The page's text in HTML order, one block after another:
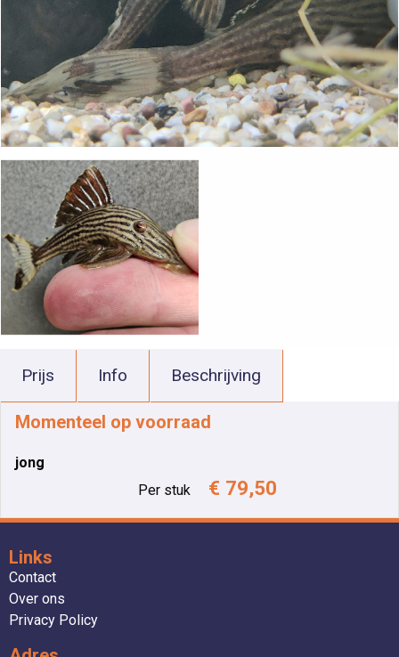
Prijs Info Beschrijving
Momenteel op voorraad
jong
Per stuk
€ 79,50
Links
Contact
Over ons
Privacy Policy